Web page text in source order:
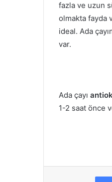
fazla ve uzun
olmakta fayda
ideal. Ada
var.
Ada çayı
1-2 saat önce